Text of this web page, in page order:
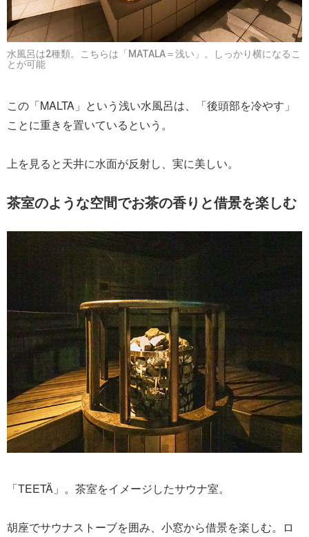
水風呂は2種類。こちらは「MATALA＝浅い」。しっかり横になるこ
とが可能
この「MALTA」という浅い水風呂は、「後頭部を冷やす」
ことに重きを置いているという。
上を見ると天井に水面が反射し、実に美しい。
茶室のような空間でお茶の香りと借景を楽しむ
「TEETÄ」。茶室をイメージしたサウナ室。
胡座でサウナストーブを囲み、小窓から借景を楽しむ。ロ